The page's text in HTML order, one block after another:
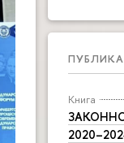
Книга